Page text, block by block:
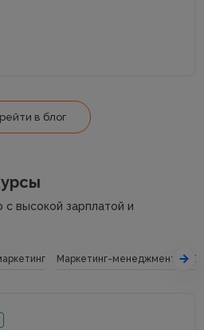
в блог
высокой зарплатой и
Маркетинг-менеджмент